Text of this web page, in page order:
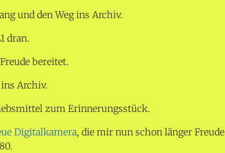
und den Weg ins Archiv.
dran.
bereitet.
Archiv.
zum Erinnerungsstück.
Digitalkamera, die mir nun schon länger Freude